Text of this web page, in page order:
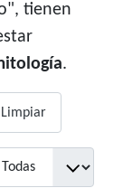
tienen
.
Limpiar